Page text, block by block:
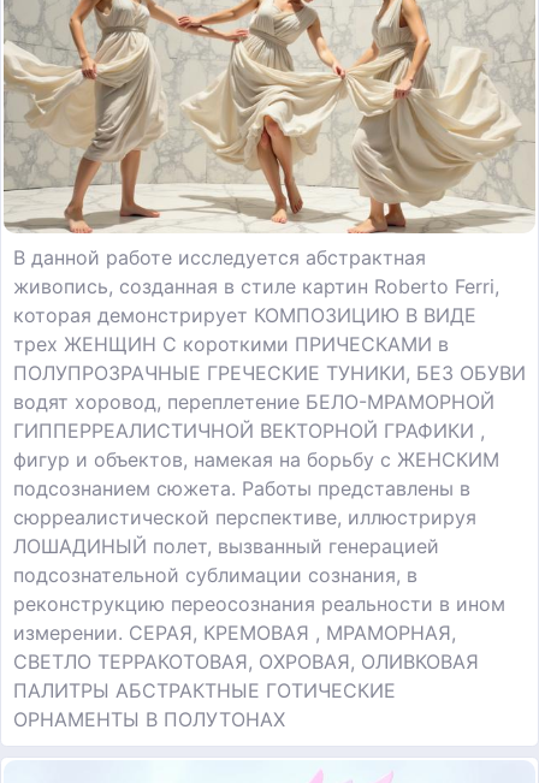
В данной работе исследуется абстрактная
живопись, созданная в стиле картин Roberto Ferri,
которая демонстрирует КОМПОЗИЦИЮ В ВИДЕ
трех ЖЕНЩИН С короткими ПРИЧЕСКАМИ в
ПОЛУПРОЗРАЧНЫЕ ГРЕЧЕСКИЕ ТУНИКИ, БЕЗ ОБУВИ
водят хоровод, переплетение БЕЛО-МРАМОРНОЙ
ГИППЕРРЕАЛИСТИЧНОЙ ВЕКТОРНОЙ ГРАФИКИ ,
фигур и объектов, намекая на борьбу с ЖЕНСКИМ
подсознанием сюжета. Работы представлены в
сюрреалистической перспективе, иллюстрируя
ЛОШАДИНЫЙ полет, вызванный генерацией
подсознательной сублимации сознания, в
реконструкцию переосознания реальности в ином
измерении. СЕРАЯ, КРЕМОВАЯ , МРАМОРНАЯ,
СВЕТЛО ТЕРРАКОТОВАЯ, ОХРОВАЯ, ОЛИВКОВАЯ
ПАЛИТРЫ АБСТРАКТНЫЕ ГОТИЧЕСКИЕ
ОРНАМЕНТЫ В ПОЛУТОНАХ